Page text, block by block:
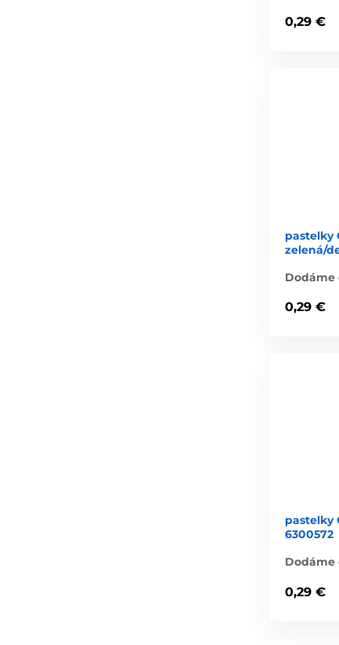
0,29 €
pastelky
zelená/
Dodáme
0,29 €
pastelky
6300572
Dodáme
0,29 €